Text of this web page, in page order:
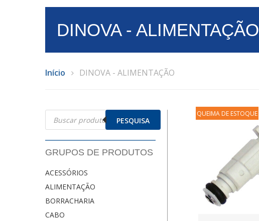
DINOVA - ALIMENTAÇÃO
Início DINOVA - ALIMENTAÇÃO
Pesquisar
produtos PESQUISA
GRUPOS DE PRODUTOS
ACESSÓRIOS
ALIMENTAÇÃO
BORRACHARIA
CABO
QUEIMA DE ESTOQUE